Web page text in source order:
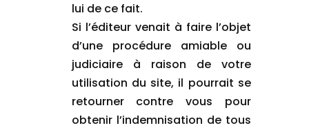
lui de ce fait.
Si l’éditeur venait à faire l’objet
d’une procédure amiable ou
judiciaire à raison de votre
utilisation du site, il pourrait se
retourner contre vous pour
obtenir l’indemnisation de tous